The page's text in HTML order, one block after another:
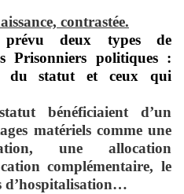
contrastée.
deux types de
Prisonniers politiques :
du statut et ceux qui
bénéficiaient d’un
matériels comme une
une allocation
complémentaire, le
d’hospitalisation…